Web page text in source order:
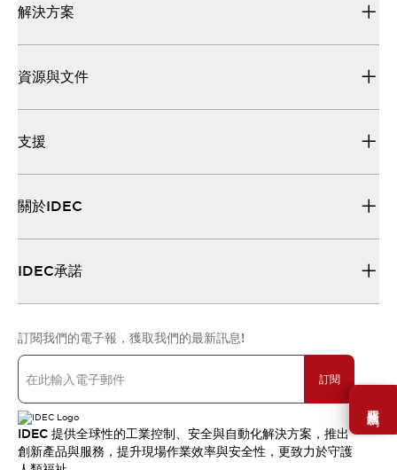
需要幫助嗎？
解決方案
資源與文件
支援
關於IDEC
IDEC承諾
訂閱我們的電子報，獲取我們的最新訊息!
訂閱
IDEC 提供全球性的工業控制、安全與自動化解決方案，推出
創新產品與服務，提升現場作業效率與安全性，更致力於守護